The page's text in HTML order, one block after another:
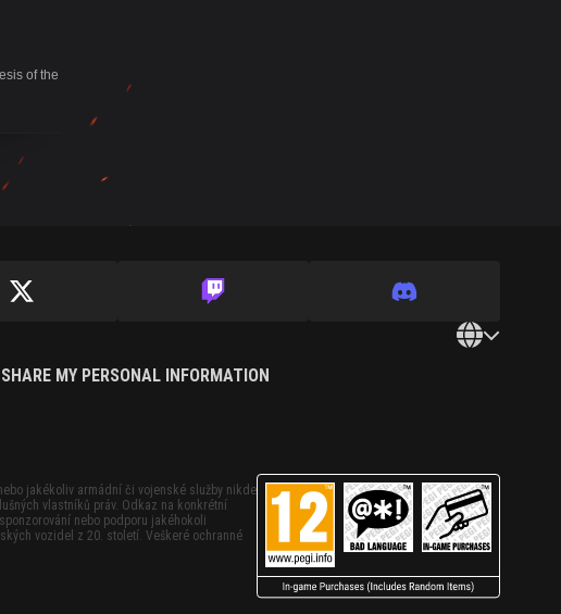
of the
MY PERSONAL INFORMATION
jakékoliv armádní či vojenské služby nikde
vlastníků práv. Odkaz na konkrétní
nebo podporu jakéhokoli
vozidel z 20. století. Veškeré ochranné